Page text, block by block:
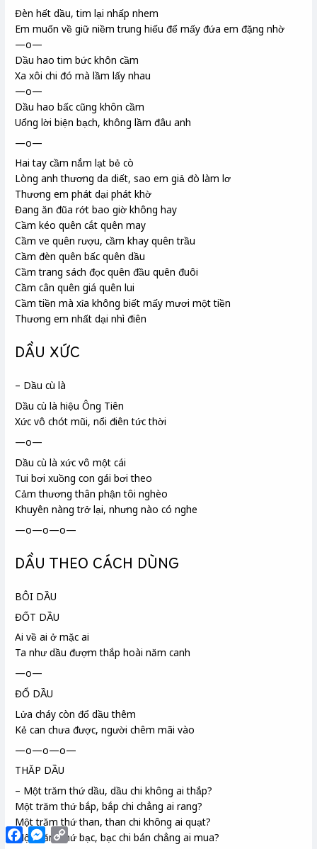
Đèn hết dầu, tim lại nhấp nhem
Em muốn về giữ niềm trung hiếu để mấy đứa em đặng nhờ
—o—
Dầu hao tim bức khôn cầm
Xa xôi chi đó mà lầm lấy nhau
—o—
Dầu hao bấc cũng khôn cầm
Uổng lời biện bạch, không lầm đâu anh
—o—
Hai tay cầm nắm lạt bẻ cò
Lòng anh thương da diết, sao em giả đò làm lơ
Thương em phát dại phát khờ
Đang ăn đũa rớt bao giờ không hay
Cầm kéo quên cắt quên may
Cầm ve quên rượu, cầm khay quên trầu
Cầm đèn quên bấc quên dầu
Cầm trang sách đọc quên đầu quên đuôi
Cầm cân quên giá quên lui
Cầm tiền mà xỉa không biết mấy mươi một tiền
Thương em nhất dại nhì điên
DẦU XỨC
– Dầu cù là
Dầu cù là hiệu Ông Tiên
Xức vô chót mũi, nổi điên tức thời
—o—
Dầu cù là xức vô một cái
Tui bơi xuồng con gái bơi theo
Cảm thương thân phận tôi nghèo
Khuyên nàng trở lại, nhưng nào có nghe
—o—o—o—
DẦU THEO CÁCH DÙNG
BÔI DẦU
ĐỐT DẦU
Ai về ai ở mặc ai
Ta như dầu đượm thắp hoài năm canh
—o—
ĐỔ DẦU
Lửa cháy còn đổ dầu thêm
Kẻ can chưa được, người chêm mãi vào
—o—o—o—
THĂP DẦU
– Một trăm thứ dầu, dầu chi không ai thắp?
Một trăm thứ bắp, bắp chi chẳng ai rang?
Một trăm thứ than, than chi không ai quạt?
Một trăm thứ bạc, bạc chi bán chẳng ai mua?
FacebookMessenger
Copy
Link